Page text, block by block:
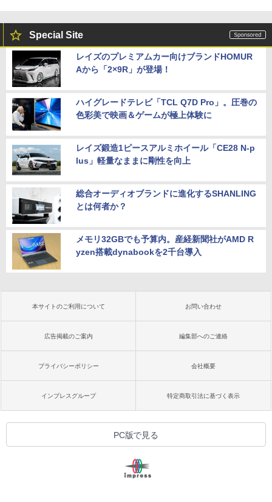
Special Site
レイズのプレミアムカー向けブランドHOMUR
Aから「2×9R」が登場！
ハイグレードテレビ「TCL Q7D Pro」。圧巻の
色彩美で映画＆ゲームが極上体験に
レイズ鍛造1ピースアルミホイール「CE28 N-p
lus」軽量なままに剛性を向上
総合オーディオブランドに進化するSHANLING
とは何者か？
メモリ32GBでも予算内。産経新聞社がAMD R
yzen搭載dynabookを2千台導入
本サイトのご利用について お問い合わせ
広告掲載のご案内 編集部へのご連絡
プライバシーポリシー 会社概要
インプレスグループ 特定商取引法に基づく表示
PC版で見る